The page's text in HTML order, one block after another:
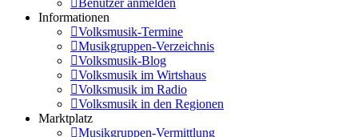
Benutzer anmelden
Informationen
Volksmusik-Termine
Musikgruppen-Verzeichnis
Volksmusik-Blog
Volksmusik im Wirtshaus
Volksmusik im Radio
Volksmusik in den Regionen
Marktplatz
Musikgruppen-Vermittlung